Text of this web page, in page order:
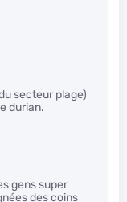
secteur plage)
durian.
gens super
des coins